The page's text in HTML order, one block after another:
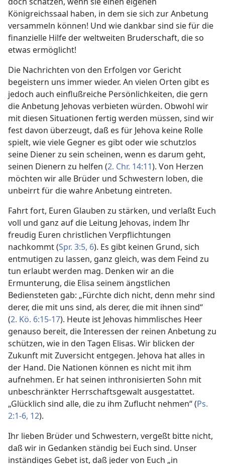
Königreichssaal haben, in dem sie sich zur Anbetung
versammeln können! Und wie dankbar sind sie für die
finanzielle Hilfe der weltweiten Bruderschaft, die so
etwas ermöglicht!
Die Nachrichten von den Erfolgen vor Gericht
begeistern uns immer wieder. An vielen Orten gibt es
jedoch auch einflußreiche Persönlichkeiten, die gern
die Anbetung Jehovas verbieten würden. Obwohl wir
mit diesen Situationen fertig werden müssen, sind wir
fest davon überzeugt, daß es für Jehova keine Rolle
spielt, wie viele Gegner es gibt oder wie schutzlos
seine Diener zu sein scheinen, wenn es darum geht,
seinen Dienern zu helfen (2. Chr. 14:11). Von Herzen
möchten wir alle Brüder und Schwestern loben, die
unbeirrt für die wahre Anbetung eintreten.
Fahrt fort, Euren Glauben zu stärken, und verlaßt Euch
voll und ganz auf die Leitung Jehovas, indem Ihr
freudig Euren christlichen Verpflichtungen
nachkommt (Spr. 3:5, 6). Es gibt keinen Grund, sich
entmutigen zu lassen, ganz gleich, was dem Feind zu
tun erlaubt werden mag. Denken wir an die
Ermunterung, die Elisa seinem ängstlichen
Bediensteten gab: „Fürchte dich nicht, denn mehr sind
derer, die mit uns sind, als derer, die mit ihnen sind“
(2. Kö. 6:15-17). Heute ist Jehovas himmlisches Heer
genauso bereit, die Interessen der reinen Anbetung zu
schützen, wie in den Tagen Elisas. Wir blicken der
Zukunft mit Zuversicht entgegen. Jehova hat alles in
der Hand. Die Nationen können es nicht mit ihm
aufnehmen. Er hat seinen inthronisierten Sohn mit
unbeschränkter Herrschaftsgewalt ausgestattet.
„Glücklich sind alle, die zu ihm Zuflucht nehmen“ (Ps.
2:1-6, 12).
Ihr lieben Brüder und Schwestern, vergeßt bitte nicht,
daß wir in Gedanken ständig bei Euch sind. Unser
inständiges Gebet ist, daß jeder von Euch „in